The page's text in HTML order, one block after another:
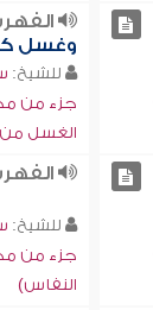
وغسل
للشيخ:
جزء من
الغسل من
للشيخ:
جزء من
النفاس)